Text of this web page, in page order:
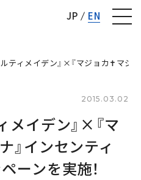
JP EN
ルティメイデン』×『マジョカ✝マジ
2015.03.02
メイデン』×『マ
』インセンティ
ーンを実施！